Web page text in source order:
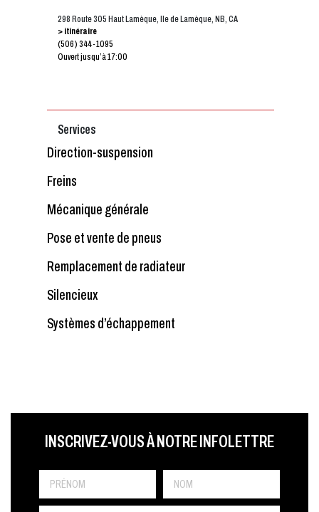
298 Route 305 Haut Lamèque, Ile de Lamèque, NB, CA
> itinéraire
(506) 344-1095
Ouvert jusqu’à 17:00
Services
Direction-suspension
Freins
Mécanique générale
Pose et vente de pneus
Remplacement de radiateur
Silencieux
Systèmes d’échappement
PRÉNOM
LAST NAME
INSCRIVEZ-VOUS À NOTRE INFOLETTRE
LANGUE